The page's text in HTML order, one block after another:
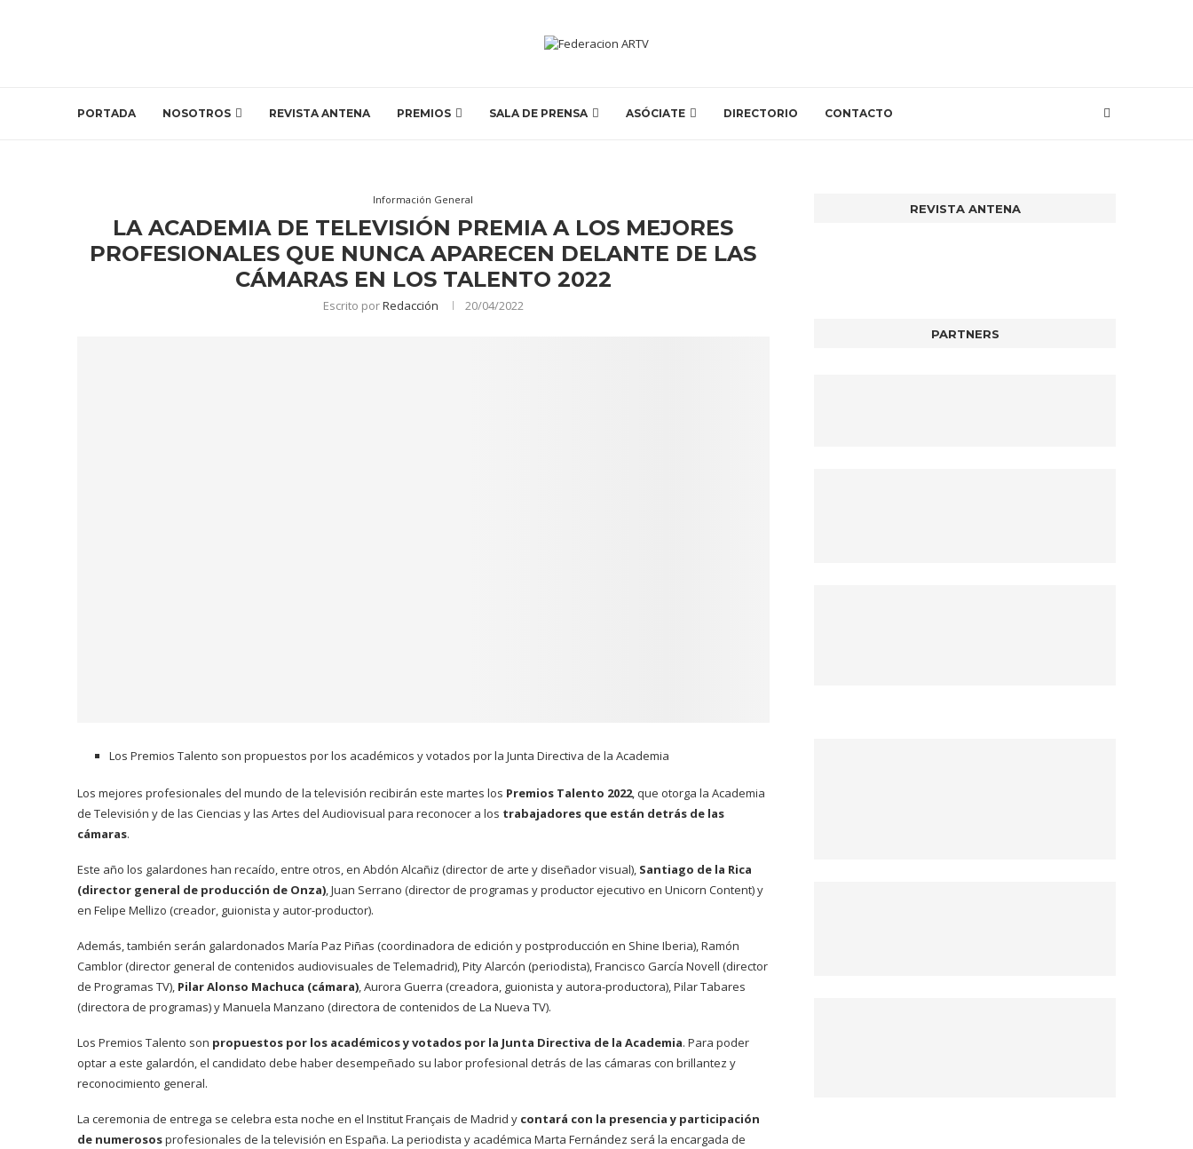
PORTADA NOSOTROS REVISTA ANTENA PREMIOS SALA DE PRENSA ASÓCIATE DIRECTORIO CONTACTO
Información General
LA ACADEMIA DE TELEVISIÓN PREMIA A LOS MEJORES
PROFESIONALES QUE NUNCA APARECEN DELANTE DE LAS
CÁMARAS EN LOS TALENTO 2022
Escrito porRedacción 20/04/2022
Los Premios Talento son propuestos por los académicos y votados por la Junta Directiva de la Academia
Los mejores profesionales del mundo de la televisión recibirán este martes los Premios Talento 2022, que otorga la Academia
de Televisión y de las Ciencias y las Artes del Audiovisual para reconocer a los trabajadores que están detrás de las
cámaras.
Este año los galardones han recaído, entre otros, en Abdón Alcañiz (director de arte y diseñador visual), Santiago de la Rica
(director general de producción de Onza), Juan Serrano (director de programas y productor ejecutivo en Unicorn Content) y
en Felipe Mellizo (creador, guionista y autor-productor).
Además, también serán galardonados María Paz Piñas (coordinadora de edición y postproducción en Shine Iberia), Ramón
Camblor (director general de contenidos audiovisuales de Telemadrid), Pity Alarcón (periodista), Francisco García Novell (director
de Programas TV), Pilar Alonso Machuca (cámara), Aurora Guerra (creadora, guionista y autora-productora), Pilar Tabares
(directora de programas) y Manuela Manzano (directora de contenidos de La Nueva TV).
Los Premios Talento son propuestos por los académicos y votados por la Junta Directiva de la Academia. Para poder
optar a este galardón, el candidato debe haber desempeñado su labor profesional detrás de las cámaras con brillantez y
reconocimiento general.
La ceremonia de entrega se celebra esta noche en el Institut Français de Madrid y contará con la presencia y participación
de numerososprofesionales de la televisión en España. La periodista y académica Marta Fernández será la encargada de
REVISTA ANTENA
PARTNERS